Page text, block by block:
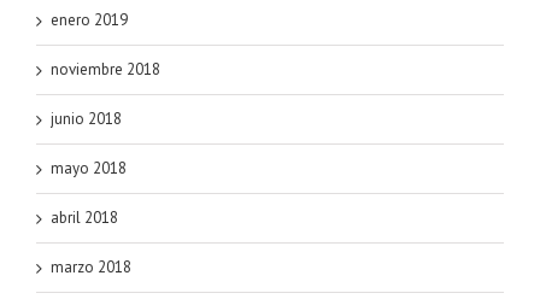
enero 2019
noviembre 2018
junio 2018
mayo 2018
abril 2018
marzo 2018